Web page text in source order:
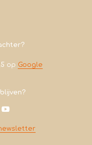
op Google